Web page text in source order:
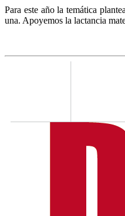
Para este año la temática
una. Apoyemos la lactancia